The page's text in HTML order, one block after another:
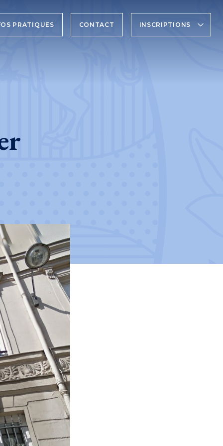
PRATIQUES CONTACT INSCRIPTIONS